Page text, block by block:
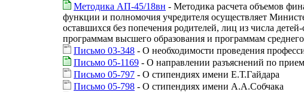
Методика АП-45/18вн - Методика расчета объемов
функции и полномочия учредителя осуществляет
оставшихся без попечения родителей, лиц из числа
программам высшего образования и программам
Письмо 03-348 - О необходимости проведения
Письмо 05-1169 - О направлении разъяснений по
Письмо 05-797 - О стипендиях имени Е.Т.Гайдара
Письмо 05-798 - О стипендиях имени А.А.Собчака